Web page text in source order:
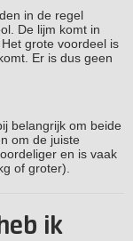
in de regel
De lijm komt in
grote voordeel is
Er is dus geen
belangrijk om beide
om de juiste
en is vaak
of groter).
ik